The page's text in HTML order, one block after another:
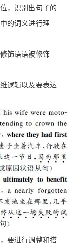
，识别出句子的
的词义进行理
饰语语被修饰
逻辑以及要表达
要进行调整和搭